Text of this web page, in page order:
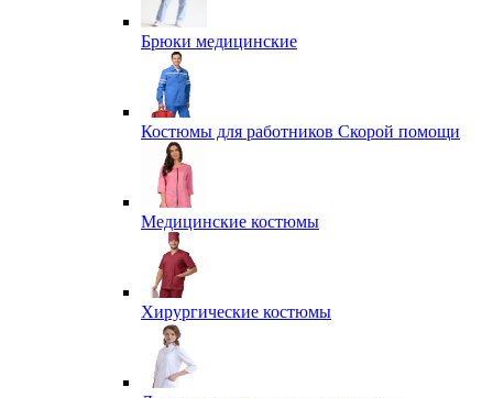
Брюки медицинские
Костюмы для работников Скорой помощи
Медицинские костюмы
Хирургические костюмы